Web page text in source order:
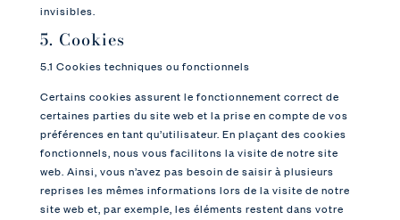
invisibles.
5. Cookies
5.1 Cookies techniques ou fonctionnels
Certains cookies assurent le fonctionnement correct de
certaines parties du site web et la prise en compte de vos
préférences en tant qu’utilisateur. En plaçant des cookies
fonctionnels, nous vous facilitons la visite de notre site
web. Ainsi, vous n’avez pas besoin de saisir à plusieurs
reprises les mêmes informations lors de la visite de notre
site web et, par exemple, les éléments restent dans votre